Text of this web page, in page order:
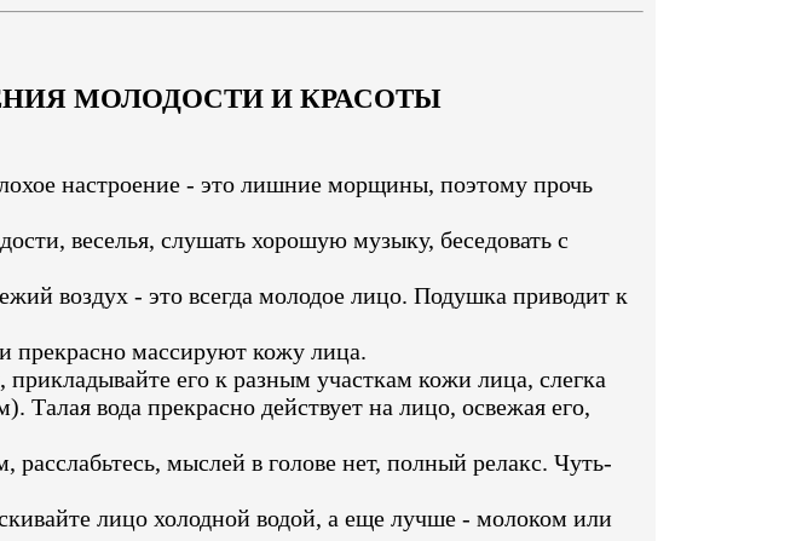
МОЛОДОСТИ И КРАСОТЫ
настроение - это лишние морщины, поэтому прочь
веселья, слушать хорошую музыку, беседовать с
воздух - это всегда молодое лицо. Подушка приводит к
прекрасно массируют кожу лица.
его к разным участкам кожи лица, слегка
Талая вода прекрасно действует на лицо, освежая его,
мыслей в голове нет, полный релакс. Чуть-
лицо холодной водой, а еще лучше - молоком или